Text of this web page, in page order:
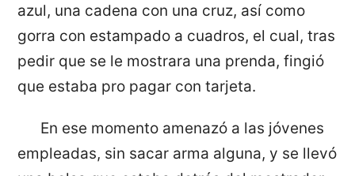
azul, una cadena con una cruz, así como
gorra con estampado a cuadros, el cual, tras
pedir que se le mostrara una prenda, fingió
que estaba pro pagar con tarjeta.
En ese momento amenazó a las jóvenes
empleadas, sin sacar arma alguna, y se llevó